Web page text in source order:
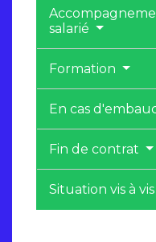
salarié
Formation
En cas
Fin de contrat
Situation vis à